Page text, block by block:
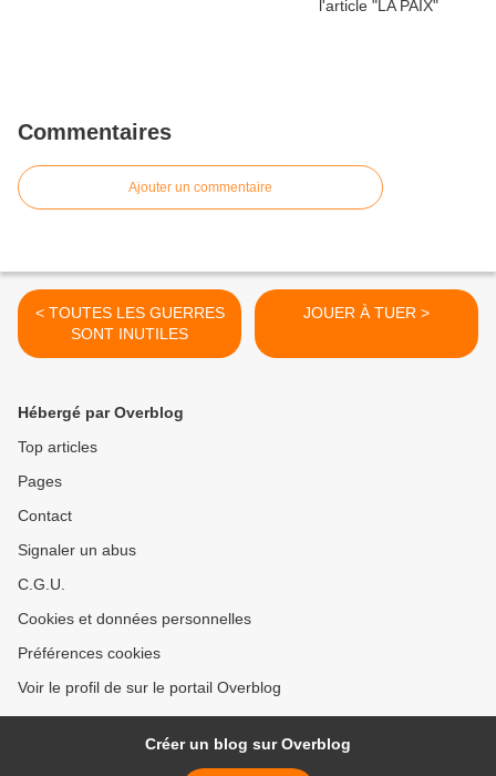
Commentaires
Ajouter un commentaire
< TOUTES LES GUERRES
SONT INUTILES
JOUER À TUER >
Hébergé par Overblog
Top articles
Pages
Contact
Signaler un abus
C.G.U.
Cookies et données personnelles
Préférences cookies
Voir le profil de sur le portail Overblog
Créer un blog sur Overblog